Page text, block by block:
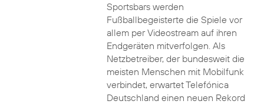
Sportsbars werden
Fußballbegeisterte die Spiele vor
allem per Videostream auf ihren
Endgeräten mitverfolgen. Als
Netzbetreiber, der bundesweit die
meisten Menschen mit Mobilfunk
verbindet, erwartet Telefónica
Deutschland einen neuen Rekord